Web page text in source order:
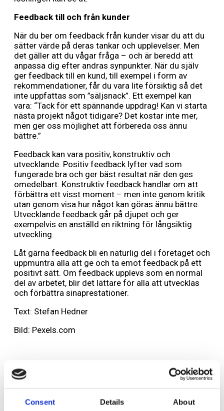
Consent Details About
Feedback till och från kunder
När du ber om feedback från kunder visar du att du
sätter värde på deras tankar och upplevelser. Men
det gäller att du vågar fråga – och är beredd att
anpassa dig efter andras synpunkter. När du själv
ger feedback till en kund, till exempel i form av
rekommendationer, får du vara lite försiktig så det
inte uppfattas som ”säljsnack”. Ett exempel kan
vara: “Tack för ett spännande uppdrag! Kan vi starta
nästa projekt något tidigare? Det kostar inte mer,
men ger oss möjlighet att förbereda oss ännu
bättre.”
Feedback kan vara positiv, konstruktiv och
utvecklande. Positiv feedback lyfter vad som
fungerade bra och ger bäst resultat när den ges
omedelbart. Konstruktiv feedback handlar om att
förbättra ett visst moment – men inte genom kritik
utan genom visa hur något kan göras ännu bättre.
Utvecklande feedback går på djupet och ger
exempelvis en anställd en riktning för långsiktig
utveckling.
Låt gärna feedback bli en naturlig del i företaget och
uppmuntra alla att ge och ta emot feedback på ett
positivt sätt. Om feedback upplevs som en normal
del av arbetet, blir det lättare för alla att utvecklas
och förbättra sinaprestationer.
Text: Stefan Hedner
Bild: Pexels.com
Lämna ett svar
Din e-postadress kommer inte publiceras.
Obligatoriska fält är